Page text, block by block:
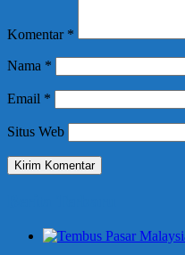
Komentar *
Nama *
Email *
Situs Web